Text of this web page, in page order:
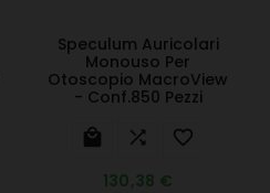
Speculum Auricolari
Monouso Per
Otoscopio MacroView
- Conf.850 Pezzi
  
130,38 €